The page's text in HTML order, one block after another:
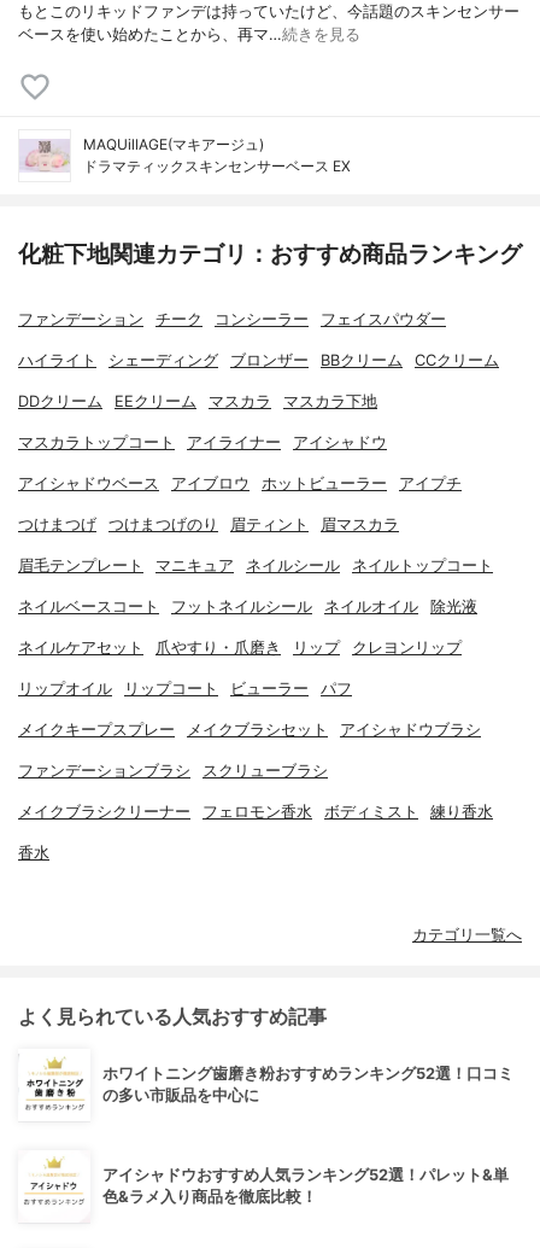
もとこのリキッドファンデは持っていたけど、今話題のスキンセンサー
ベースを使い始めたことから、再マ…続きを見る
MAQUillAGE(マキアージュ)
ドラマティックスキンセンサーベース EX
化粧下地関連カテゴリ：おすすめ商品ランキング
ファンデーション チーク コンシーラー フェイスパウダー
ハイライト シェーディング ブロンザー BBクリーム CCクリーム
DDクリーム EEクリーム マスカラ マスカラ下地
マスカラトップコート アイライナー アイシャドウ
アイシャドウベース アイブロウ ホットビューラー アイプチ
つけまつげ つけまつげのり 眉ティント 眉マスカラ
眉毛テンプレート マニキュア ネイルシール ネイルトップコート
ネイルベースコート フットネイルシール ネイルオイル 除光液
ネイルケアセット 爪やすり・爪磨き リップ クレヨンリップ
リップオイル リップコート ビューラー パフ
メイクキープスプレー メイクブラシセット アイシャドウブラシ
ファンデーションブラシ スクリューブラシ
メイクブラシクリーナー フェロモン香水 ボディミスト 練り香水
香水
カテゴリ一覧へ
よく見られている人気おすすめ記事
ホワイトニング歯磨き粉おすすめランキング52選！口コミ
の多い市販品を中心に
アイシャドウおすすめ人気ランキング52選！パレット&単
色&ラメ入り商品を徹底比較！